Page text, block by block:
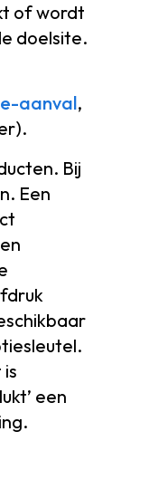
of wordt
doelsite.
aanval,
Bij
Een
een